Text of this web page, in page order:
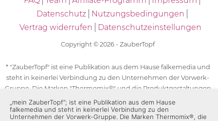
Datenschutz
Nutzungsbedingungen
Vertrag widerrufen
Datenschutzeinstellungen
Copyright © 2026 - ZauberTopf
* "ZauberTopf" ist eine Publikation aus dem Hause falkemedia und
steht in keinerlei Verbindung zu den Unternehmen der Vorwerk-
Gruppe. Die Marken "Thermomix®" und die Produktgestaltungen
des "Thermomix®" sind eingetragene Marken der Unternehmen
der Vorwerk-Gruppe. Die Marken Thermomix®, die Zeichen TM5®,
„mein ZauberTopf”; ist eine Publikation aus dem Hause
falkemedia und steht in keinerlei Verbindung zu den
Unternehmen der Vorwerk-Gruppe. Die Marken Thermomix®, die